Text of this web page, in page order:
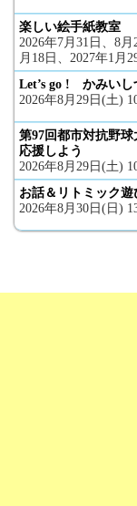
楽しい絵手紙教室
2026年7月31日、8
月18日、2027年1
Let’s go ! かみい
2026年8月29日(土)
第97回都市対抗野
応援しよう
2026年8月29日(土)
お話＆リトミック
2026年8月30日(日)